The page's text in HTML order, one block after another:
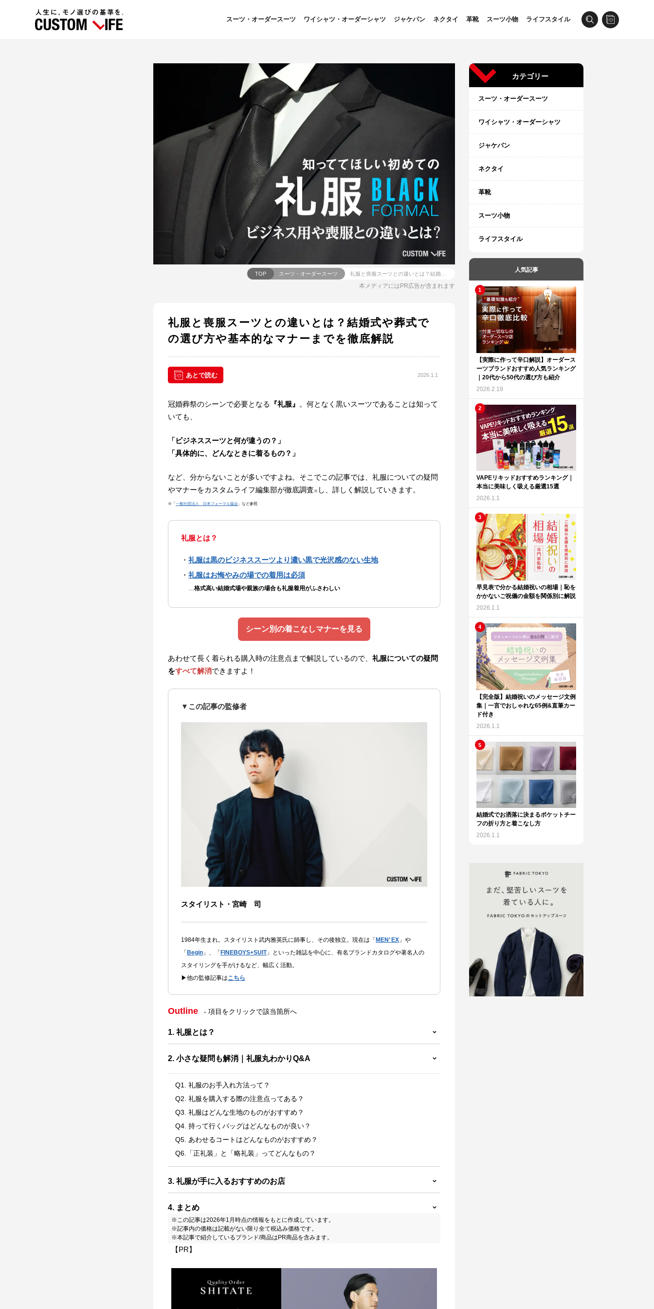
スーツ・オーダースーツ ワイシャツ・オーダーシャツ ジャケパン ネクタイ 革靴 スーツ小物 ライフスタイル
TOP スーツ・オーダースーツ
本メディアにはPR広告が含まれます
礼服と喪服スーツとの違いとは？結婚式や葬式で
の選び方や基本的なマナーまでを徹底解説
あとで読む 2026.1.1
冠婚葬祭のシーンで必要となる 『礼服』 。何となく黒いスーツであることは知って
いても、
「ビジネススーツと何が違うの？」
「具体的に、どんなときに着るもの？」
など、分からないことが多いですよね。そこでこの記事では、礼服についての疑問
やマナーをカスタムライフ編集部が徹底調査 ※ し、詳しく解説していきます。
※「 一般社団法人 日本フォーマル協会 」など参照
礼服とは？
礼服は黒のビジネススーツより濃い黒で光沢感のない生地
礼服はお悔やみの場での着用は必須
…格式高い結婚式場や親族の場合も礼服着用がふさわしい
シーン別の着こなしマナーを見る
あわせて長く着られる購入時の注意点まで解説しているので、 礼服についての疑問
をすべて解消できますよ！
▼この記事の監修者
スタイリスト・宮崎 司
1984年生まれ。スタイリスト武内雅英氏に師事し、その後独立。現在は「MEN’ EX 」や
「Begin 」、「FINEBOYS+SUIT」といった雑誌を中心に、有名ブランドカタログや著名人の
スタイリングを手がけるなど、幅広く活動。
▶他の監修記事はこちら
Outline - 項目をクリックで該当箇所へ
1. 礼服とは？
2. 小さな疑問も解消｜礼服丸わかりQ&A
Q1. 礼服のお手入れ方法って？
Q2. 礼服を購入する際の注意点ってある？
Q3. 礼服はどんな生地のものがおすすめ？
Q4. 持って行くバッグはどんなものが良い？
Q5. あわせるコートはどんなものがおすすめ？
Q6.「正礼装」と「略礼装」ってどんなもの？
3. 礼服が手に入るおすすめのお店
4. まとめ
※この記事は2026年1月時点の情報をもとに作成しています。
※記事内の価格は記載がない限り全て税込み価格です。
※本記事で紹介しているブランド/商品はPR商品を含みます。
【PR】
カテゴリー
スーツ・オーダースーツ
ワイシャツ・オーダーシャツ
ジャケパン
ネクタイ
革靴
スーツ小物
ライフスタイル
人気記事
【実際に作って辛口解説】オーダース
ーツブランドおすすめ人気ランキング
｜20代から50代の選び方も紹介
2026.2.19
VAPEリキッドおすすめランキング｜
本当に美味しく吸える厳選15選
2026.1.1
早見表で分かる結婚祝いの相場｜恥を
かかないご祝儀の金額を関係別に解説
2026.1.1
【完全版】結婚祝いのメッセージ文例
集｜一言でおしゃれな65例&直筆カー
ド付き
2026.1.1
結婚式でお洒落に決まるポケットチー
フの折り方と着こなし方
2026.1.1